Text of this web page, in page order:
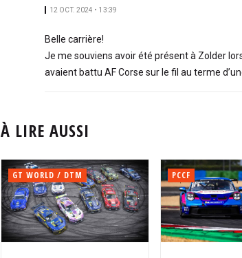
12 OCT. 2024 • 13:39
Belle carrière!
Je me souviens avoir été présent à Zolder
avaient battu AF Corse sur le fil au terme
À LIRE AUSSI
GT WORLD / DTM PCCF